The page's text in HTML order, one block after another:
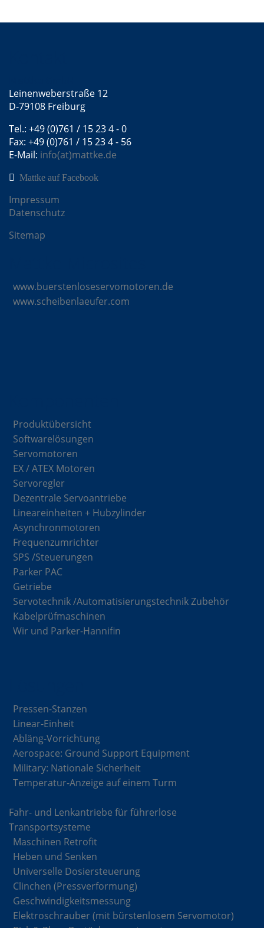
Leinenweberstraße 12
D-79108 Freiburg
Tel.: +49 (0)761 / 15 23 4 - 0
Fax: +49 (0)761 / 15 23 4 - 56
E-Mail: info(at)mattke.de
Mattke auf Facebook
Impressum
Datenschutz
Sitemap
www.buerstenloseservomotoren.de
www.scheibenlaeufer.com
Produktübersicht
Softwarelösungen
Servomotoren
EX / ATEX Motoren
Servoregler
Dezentrale Servoantriebe
Lineareinheiten + Hubzylinder
Asynchronmotoren
Frequenzumrichter
SPS /Steuerungen
Parker PAC
Getriebe
Servotechnik /Automatisierungstechnik Zubehör
Kabelprüfmaschinen
Wir und Parker-Hannifin
Pressen-Stanzen
Linear-Einheit
Abläng-Vorrichtung
Aerospace: Ground Support Equipment
Military: Nationale Sicherheit
Temperatur-Anzeige auf einem Turm
Fahr- und Lenkantriebe für führerlose
Transportsysteme
Maschinen Retrofit
Heben und Senken
Universelle Dosiersteuerung
Clinchen (Pressverformung)
Geschwindigkeitsmessung
Elektroschrauber (mit bürstenlosem Servomotor)